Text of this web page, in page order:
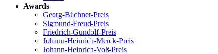
Awards
Georg-Büchner-Preis
Sigmund-Freud-Preis
Friedrich-Gundolf-Preis
Johann-Heinrich-Merck-Preis
Johann-Heinrich-Voß-Preis